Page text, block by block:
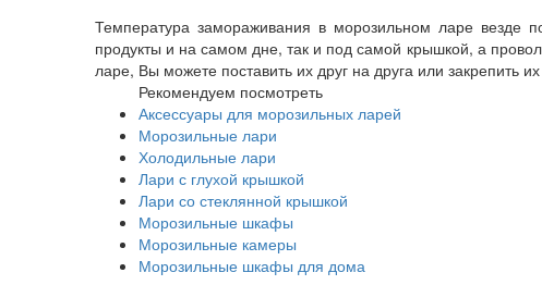
Температура замораживания в морозильном ларе везде
продукты и на самом дне, так и под самой крышкой, а
ларе, Вы можете поставить их друг на друга или закрепить
Рекомендуем посмотреть
Аксессуары для морозильных ларей
Морозильные лари
Холодильные лари
Лари с глухой крышкой
Лари со стеклянной крышкой
Морозильные шкафы
Морозильные камеры
Морозильные шкафы для дома